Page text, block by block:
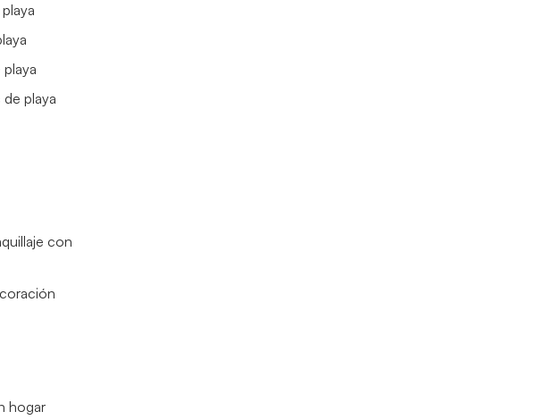
playa
playa
con
hogar